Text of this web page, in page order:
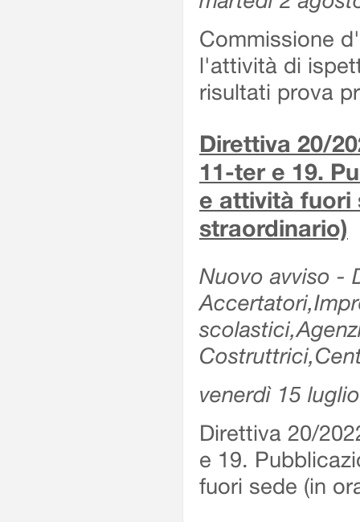
Commissione
l'attività di
risultati prova
Direttiva 20/
11-ter e 19.
e attività fuori
straordinario)
Nuovo avviso -
venerdì 15
Direttiva 20/
e 19.
fuori sede (in